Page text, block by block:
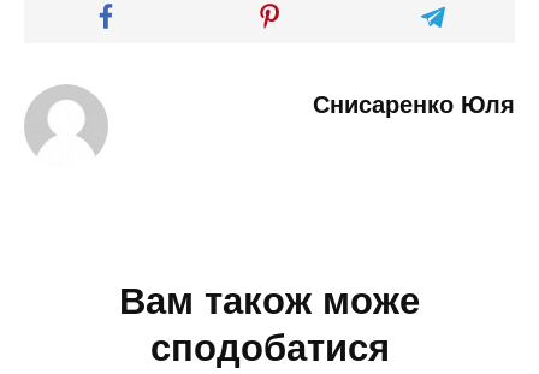
Снисаренко Юля
Вам також може
сподобатися